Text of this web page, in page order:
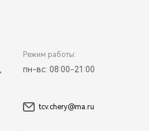
Режим работы:
пн-вс: 08:00-21:00
tcv.chery@ma.ru